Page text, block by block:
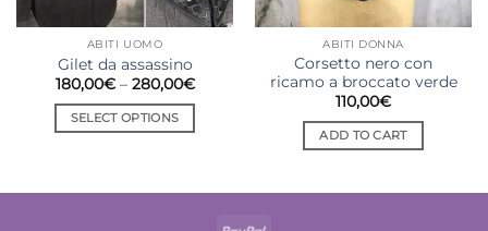
ABITI UOMO
Gilet da assassino
180,00€ – 280,00€Price
SELECT OPTIONS
ABITI DONNA
Corsetto nero con
ricamo a broccato verde
110,00€
ADD TO CART